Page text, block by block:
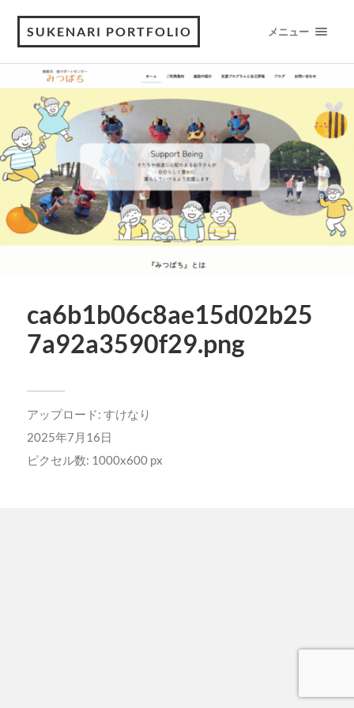
SUKENARI PORTFOLIO メニュー
ca6b1b06c8ae15d02b25
7a92a3590f29.png
アップロード: すけなり
2025年7月16日
ピクセル数: 1000x600 px